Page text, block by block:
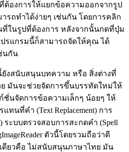
ต้องการให้แยกข้อความออกจากรูป
รถทำได้ง่ายๆ เช่นกัน โดยการคลิก
ในรูปที่ต้องการ หลังจากนั้นกดที่ปุ่ม
โปรแกรมนี้ก็สามารถจัดให้คุณ ได้
นกัน
นี้ยังสนับสนุนบทความ หรือ สิ่งต่างที่
มันจะช่วยจัดการขึ้นบรรทัดใหม่ให้
นจัดการข้อความเล็กๆ น้อยๆ ให้
นที่คำ (Text Replacement) การ
ระบบตรวจสอบการสะกดคำ (Spell
ตัวนี้โดยรวมถือว่าดี
ดียวคือ ไม่สนับสนุนภาษาไทย มัน